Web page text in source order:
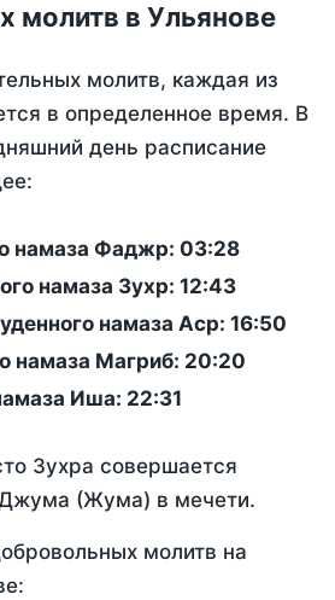
молитв в Ульянове
молитв, каждая из
в определенное время. В
день расписание
намаза Фаджр: 03:28
намаза Зухр: 12:43
намаза Аср: 16:50
намаза Магриб: 20:20
Иша: 22:31
Зухра совершается
(Жума) в мечети.
молитв на